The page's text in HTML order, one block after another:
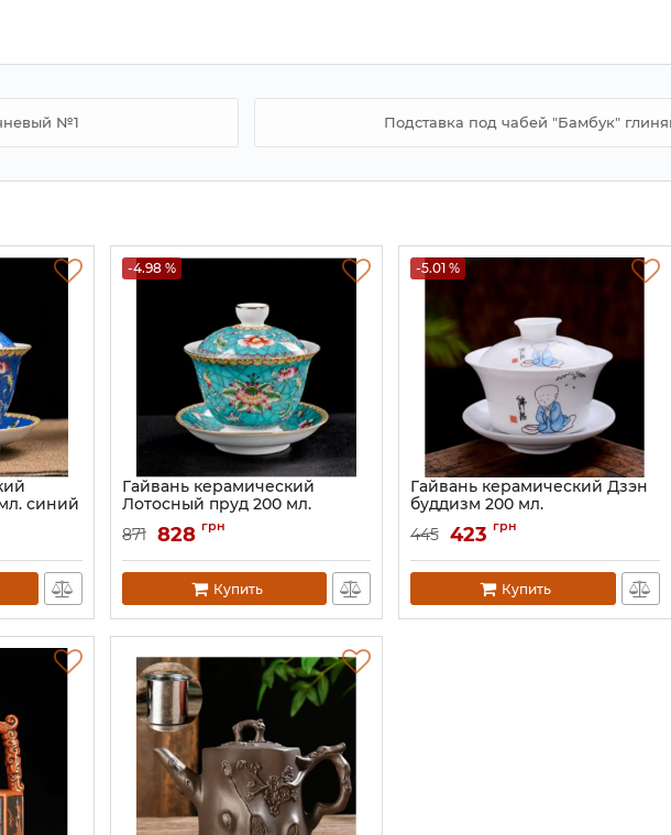
№1 Подставка под чабей "Бамбук"
синий
-4.98 %
Гайвань керамический
Лотосный пруд 200 мл.
Артикул: 9200480
871 828 грн
Купить
-5.01 %
Гайвань керамический Дзэн
буддизм 200 мл.
Артикул: 9200415
445 423 грн
Купить